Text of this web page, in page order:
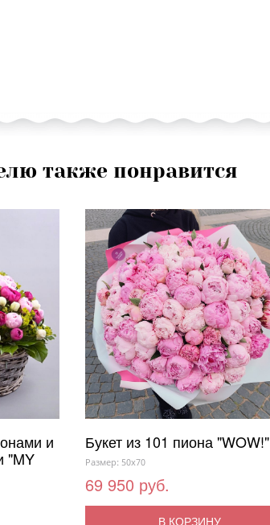
также понравится
и
"MY
Букет из 101 пиона "WOW!"
Размер: 50x70
69 950 руб.
В КОРЗИНУ